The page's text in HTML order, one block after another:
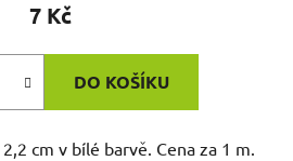
7 Kč
DO KOŠÍKU
cm v bílé barvě. Cena za 1 m.